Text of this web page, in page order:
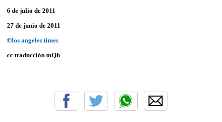
6 de julio de 2011
27 de junio de 2011
©los angeles times
cc traducción mQh